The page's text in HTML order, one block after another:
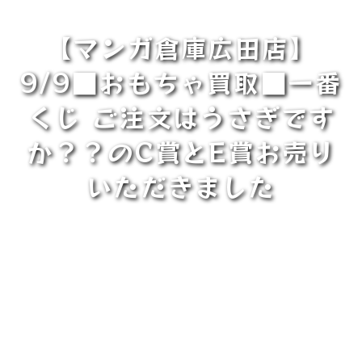
【マンガ倉庫広田店】
9/9■おもちゃ買取■一番
くじ ご注文はうさぎです
か？？のC賞とE賞お売り
いただきました